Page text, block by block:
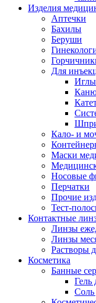
Изделия
Аптечки
Бахилы
Беруши
Для
Иглы
Кало- и
Маски
Носовые
Перчатки
Прочие
Тест-
Контактные
Линзы
Линзы
Растворы
Косметика
Банные
Гель
Соль